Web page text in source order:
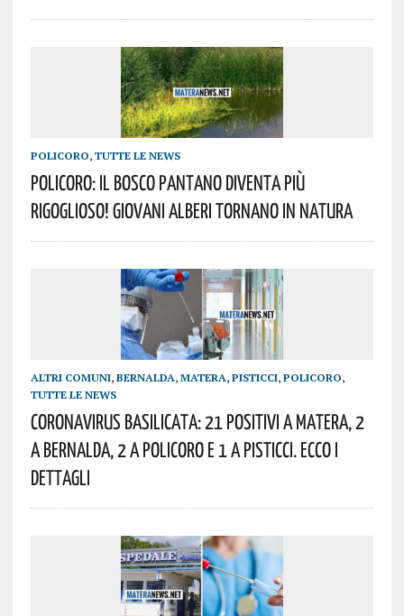
POLICORO, TUTTE LE NEWS
Policoro: Il Bosco Pantano Diventa Più
Rigoglioso! Giovani Alberi Tornano In Natura
ALTRI COMUNI, BERNALDA, MATERA, PISTICCI, POLICORO,
TUTTE LE NEWS
Coronavirus Basilicata: 21 Positivi A Matera, 2
A Bernalda, 2 A Policoro E 1 A Pisticci. Ecco I
Dettagli